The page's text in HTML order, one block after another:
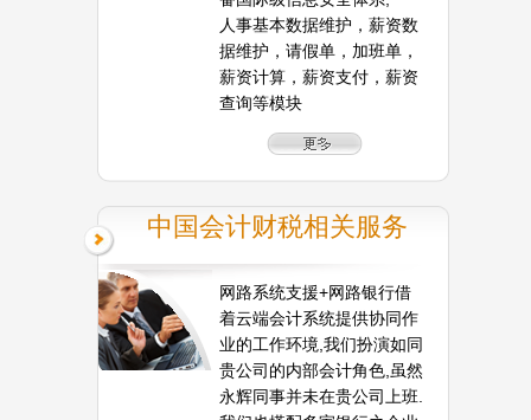
人事基本数据维护，薪资数
据维护，请假单，加班单，
薪资计算，薪资支付，薪资
查询等模块
中国会计财税相关服务
网路系统支援+网路银行借
着云端会计系统提供协同作
业的工作环境,我们扮演如同
贵公司的内部会计角色,虽然
永辉同事并未在贵公司上班.